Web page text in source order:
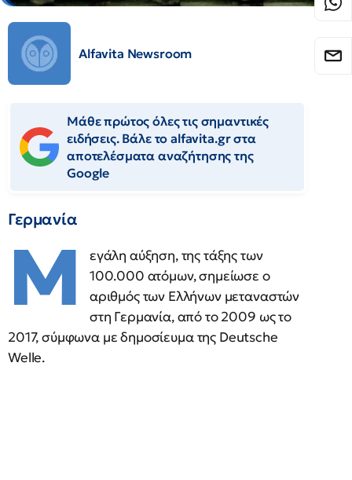
Alfavita Newsroom
Μάθε πρώτος όλες τις σημαντικές
ειδήσεις. Βάλε το alfavita.gr στα
αποτελέσματα αναζήτησης της
Google
Γερμανία
Μ
εγάλη αύξηση, της τάξης των
100.000 ατόμων, σημείωσε ο
αριθμός των Ελλήνων μεταναστών
στη Γερμανία, από το 2009 ως το
2017, σύμφωνα με δημοσίευμα της Deutsche
Welle.